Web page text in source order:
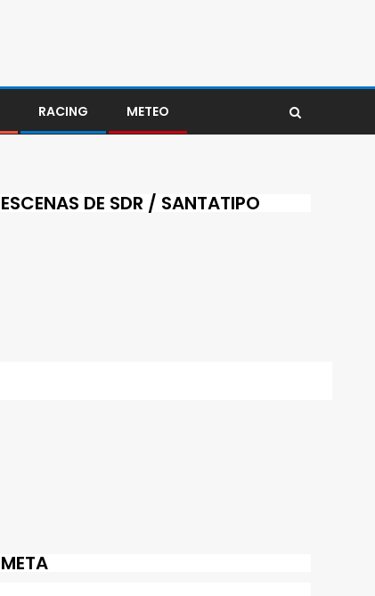
RACING METEO
ESCENAS DE SDR / SANTATIPO
META